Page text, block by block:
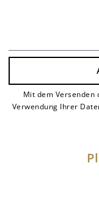
Alternative:
Mit dem
Verwendung Ihrer